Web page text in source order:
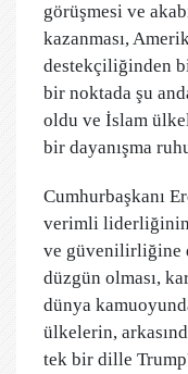
görüşmesi ve
kazanması,
destekçiliğinden
bir noktada şu
oldu ve İslam
bir dayanışma
Cumhurbaşkanı
verimli liderliğinin
ve güvenilirliğine
düzgün olması,
dünya
ülkelerin,
tek bir dille